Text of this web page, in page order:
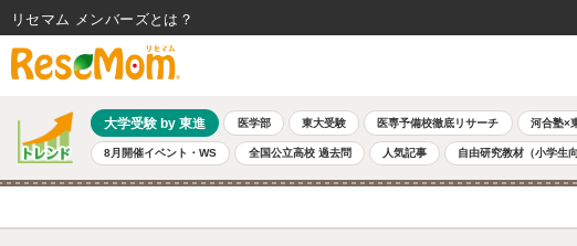
大学受験 by 東進 医学部 東大受験 医専予備校徹底リサーチ 河合塾×
8月開催イベント・WS 全国公立高校 過去問 人気記事 自由研究教材（小学生向
リセマム メンバーズ